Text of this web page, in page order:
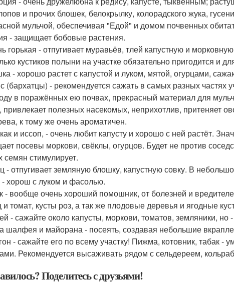
и прочих блошек, белокрылку, колорадского жука,
мульчой, обеспечивая "Едой" и домом почвенных
- защищает бобовые растения.
горькая - отпугивает муравьёв, тлей капустную и
кустиков полыни на участке обязательно пригодится и
- хорошо растет с капустой и луком, мятой, огурцами,
(бархатцы) - рекомендуется сажать в самых разных частях
в поражённых ею почвах, прекрасный материал для
привлекает полезных насекомых, неприхотлив, притеняет
к тому же очень ароматичен.
и иссоп, - очень любит капусту и хорошо с ней растёт.
посевы моркови, свёклы, огурцов. Будет не против
семян стимулирует.
- отпугивает земляную блошку, капустную совку. В
хорош с луком и фасолью.
- вообще очень хороший помошник, от болезней и
и томат, кусты роз, а так же плодовые деревья и ягодные
- сажайте около капусты, моркови, томатов, земляники,
шалфея и майорана - посеять, создавая небольшие
- сажайте его по всему участку! Пижма, котовник,
Рекомендуется высаживать рядом с сельдереем,
Поделитесь с друзьями!